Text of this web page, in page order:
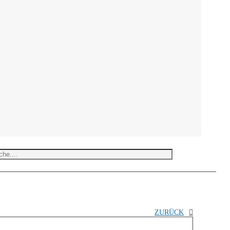
ZURÜCK